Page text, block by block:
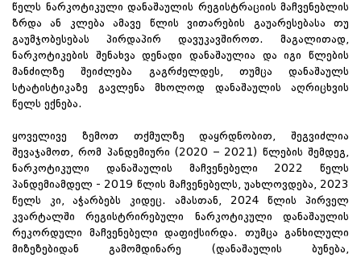
წელს ნარკოტიკული დანაშაულის რეგისტრაციის მაჩვენებლის
ზრდა ან კლება ამავე წლის ვითარების გაუარესებასა თუ
გაუმჯობესებას პირდაპირ დავუკავშიროთ. მაგალითად,
ნარკოტიკების შენახვა დენადი დანაშაულია და იგი წლების
მანძილზე შეიძლება გაგრძელდეს, თუმცა დანაშაულს
სტატისტიკაზე გავლენა მხოლოდ დანაშაულის აღრიცხვის
წელს ექნება.
ყოველივე ზემოთ თქმულზე დაყრდნობით, შეგვიძლია
შევაჯამოთ, რომ პანდემიური (2020 – 2021) წლების შემდეგ,
ნარკოტიკული დანაშაულის მაჩვენებელი 2022 წელს
პანდემიამდელ - 2019 წლის მაჩვენებელს, უახლოვდება, 2023
წელს კი, აჭარბებს კიდეც. ამასთან, 2024 წლის პირველ
კვარტალში რეგისტრირებული ნარკოტიკული დანაშაულის
რეკორდული მაჩვენებელი დაფიქსირდა. თუმცა განხილული
მიზეზებიდან გამომდინარე (დანაშაულის ბუნება,